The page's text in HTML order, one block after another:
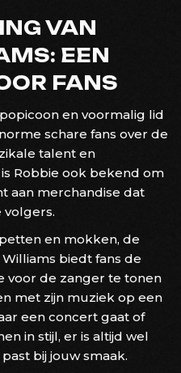
VAN
EEN
FANS
en voormalig lid
schare fans over de
talent en
Robbie ook bekend om
aan merchandise dat
volgers.
en mokken, de
biedt fans de
voor de zanger te tonen
met zijn muziek op een
een concert gaat of
in stijl, er is altijd wel
bij jouw smaak.